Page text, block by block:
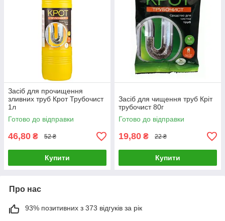
Засіб для прочищення
зливних труб Крот Трубочист
1л
Готово до відправки
46,80 ₴ 52 ₴
Купити
Засіб для чищення труб Кріт
трубочист 80г
Готово до відправки
19,80 ₴ 22 ₴
Купити
Про нас
93% позитивних з 373 відгуків за рік